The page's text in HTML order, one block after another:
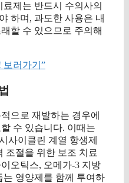
제는 반드시 수의사의
하며, 과도한 사용은 내
할 수 있으므로 주의해
보러가기”
으로 재발하는 경우에
수 있습니다. 이때는
사이클린 계열 항생제
조절을 위한 보조 치료
오틱스, 오메가-3 지방
영양제를 함께 투여하